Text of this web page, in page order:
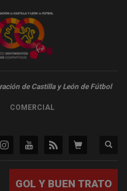
de Castilla y León de Fútbol
COMERCIAL
GOL Y BUEN TRATO